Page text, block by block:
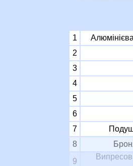
1
2
3
4
5
6
7
8
9